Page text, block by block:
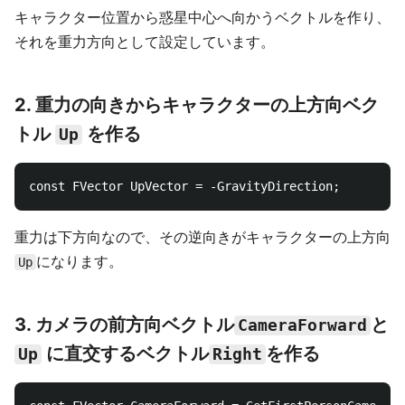
キャラクター位置から惑星中心へ向かうベクトルを作り、
それを重力方向として設定しています。
2. 重力の向きからキャラクターの上方向ベク
トル Up を作る
重力は下方向なので、その逆向きがキャラクターの上方向
Up になります。
3. カメラの前方向ベクトル CameraForward と
Up に直交するベクトル Right を作る